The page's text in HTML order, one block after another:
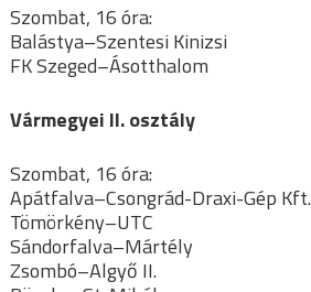
Szombat, 16 óra:
Balástya–Szentesi Kinizsi
FK Szeged–Ásotthalom
Vármegyei II. osztály
Szombat, 16 óra:
Apátfalva–Csongrád-Draxi-Gép Kft.
Tömörkény–UTC
Sándorfalva–Mártély
Zsombó–Algyő II.